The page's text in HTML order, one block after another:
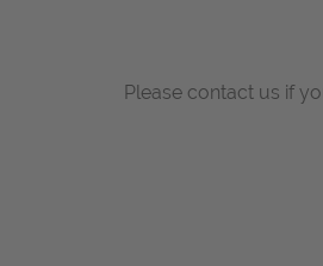
Please contact us if